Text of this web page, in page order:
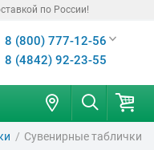
по России!
8 (800) 777-12-56
8 (4842) 92-23-55
Сувенирные таблички